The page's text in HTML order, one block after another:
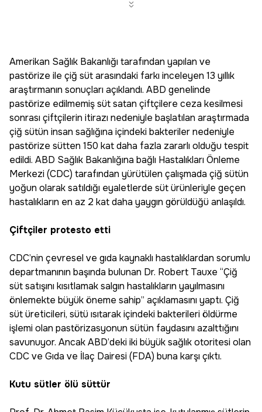
Amerikan Sağlık Bakanlığı tarafından yapılan ve
pastörize ile çiğ süt arasındaki farkı inceleyen 13 yıllık
araştırmanın sonuçları açıklandı. ABD genelinde
pastörize edilmemiş süt satan çiftçilere ceza kesilmesi
sonrası çiftçilerin itirazı nedeniyle başlatılan araştırmada
çiğ sütün insan sağlığına içindeki bakteriler nedeniyle
pastörize sütten 150 kat daha fazla zararlı olduğu tespit
edildi. ABD Sağlık Bakanlığına bağlı Hastalıkları Önleme
Merkezi (CDC) tarafından yürütülen çalışmada çiğ sütün
yoğun olarak satıldığı eyaletlerde süt ürünleriyle geçen
hastalıkların en az 2 kat daha yaygın görüldüğü anlaşıldı.
Çiftçiler protesto etti
CDC’nin çevresel ve gıda kaynaklı hastalıklardan sorumlu
departmanının başında bulunan Dr. Robert Tauxe “Çiğ
süt satışını kısıtlamak salgın hastalıkların yayılmasını
önlemekte büyük öneme sahip” açıklamasını yaptı. Çiğ
süt üreticileri, sütü ısıtarak içindeki bakterileri öldürme
işlemi olan pastörizasyonun sütün faydasını azalttığını
savunuyor. Ancak ABD’deki iki büyük sağlık otoritesi olan
CDC ve Gıda ve İlaç Dairesi (FDA) buna karşı çıktı.
Kutu sütler ölü süttür